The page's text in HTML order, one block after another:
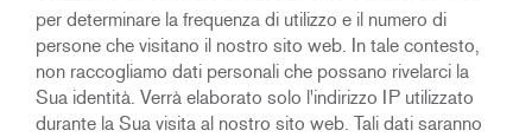
per determinare la frequenza di utilizzo e il numero di
persone che visitano il nostro sito web. In tale contesto,
non raccogliamo dati personali che possano rivelarci la
Sua identità. Verrà elaborato solo l'indirizzo IP utilizzato
durante la Sua visita al nostro sito web. Tali dati saranno